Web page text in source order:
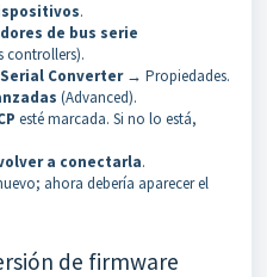
.
de bus serie
controllers).
Serial Converter→ Propiedades.
(Advanced).
esté marcada. Si no lo está,
a conectarla.
ahora debería aparecer el
de firmware